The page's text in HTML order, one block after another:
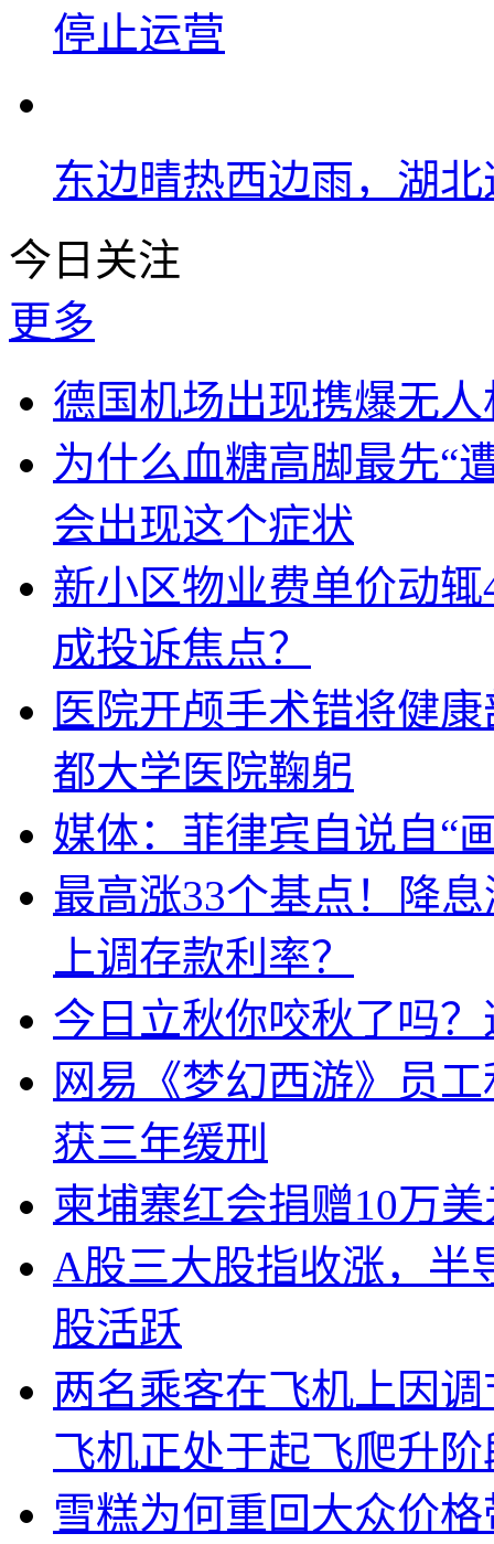
停止运营
东边晴热西边雨，湖
今日关注
更多
德国机场出现携爆无
为什么血糖高脚最先“
会出现这个症状
新小区物业费单价动
成投诉焦点？
医院开颅手术错将健
都大学医院鞠躬
媒体：菲律宾自说自“
最高涨33个基点！降
上调存款利率？
今日立秋你咬秋了吗
网易《梦幻西游》员
获三年缓刑
柬埔寨红会捐赠10万
A股三大股指收涨，半
股活跃
两名乘客在飞机上因
飞机正处于起飞爬升阶
雪糕为何重回大众价